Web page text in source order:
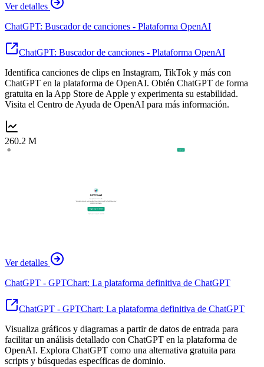
Ver detalles
ChatGPT: Buscador de canciones - Plataforma OpenAI
ChatGPT: Buscador de canciones - Plataforma OpenAI
Identifica canciones de clips en Instagram, TikTok y más con
ChatGPT en la plataforma de OpenAI. Obtén ChatGPT de forma
gratuita en la App Store de Apple y experimenta su estabilidad.
Visita el Centro de Ayuda de OpenAI para más información.
260.2 M
Ver detalles
ChatGPT - GPTChart: La plataforma definitiva de ChatGPT
ChatGPT - GPTChart: La plataforma definitiva de ChatGPT
Visualiza gráficos y diagramas a partir de datos de entrada para
facilitar un análisis detallado con ChatGPT en la plataforma de
OpenAI. Explora ChatGPT como una alternativa gratuita para
scripts y búsquedas específicas de dominio.